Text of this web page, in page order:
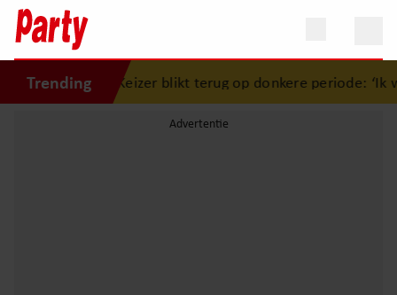
Trending
Keizer blikt terug op donkere periode: ‘Ik was een